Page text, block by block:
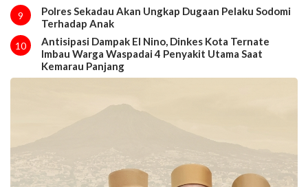
9
Polres Sekadau Akan Ungkap Dugaan Pelaku Sodomi
Terhadap Anak
10
Antisipasi Dampak El Nino, Dinkes Kota Ternate
Imbau Warga Waspadai 4 Penyakit Utama Saat
Kemarau Panjang